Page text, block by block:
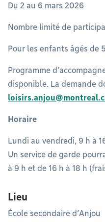
Du 2 au 6 mars 2026
Nombre limité de
Pour les enfants âgés de
Programme
disponible. La demande
Horaire
Lundi au vendredi, 9 h à
Un service de garde
à 9 h et de 16 h à 18 h
Lieu
École secondaire d’Anjou